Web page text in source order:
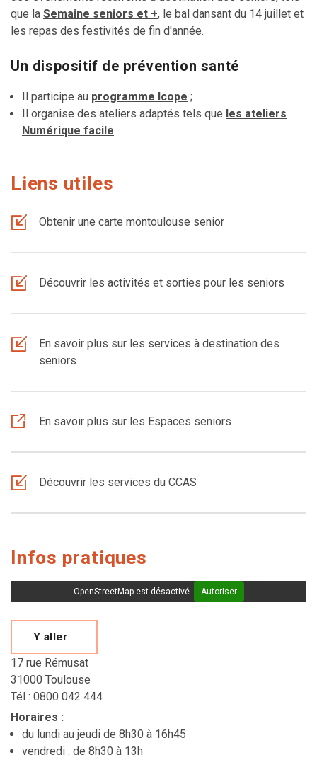
que la Semaine seniors et +, le bal dansant du 14 juillet et
les repas des festivités de fin d'année.
Un dispositif de prévention santé
Il participe au programme Icope ;
Il organise des ateliers adaptés tels que les ateliers
Numérique facile.
Liens utiles
Obtenir une carte montoulouse senior
Découvrir les activités et sorties pour les seniors
En savoir plus sur les services à destination des
seniors
En savoir plus sur les Espaces seniors
Découvrir les services du CCAS
Infos pratiques
OpenStreetMap est désactivé. Autoriser
Y aller
17 rue Rémusat
31000 Toulouse
Tél : 0800 042 444
Horaires :
du lundi au jeudi de 8h30 à 16h45
vendredi : de 8h30 à 13h